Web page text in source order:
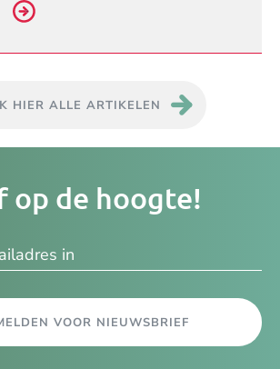
HIER ALLE ARTIKELEN
op de hoogte!
VOOR NIEUWSBRIEF